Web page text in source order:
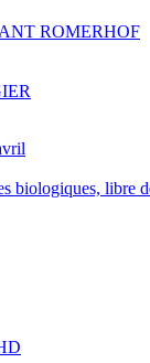
ROMERHOF
biologiques, libre